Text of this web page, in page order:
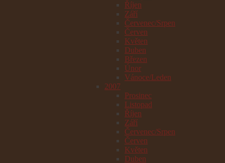
Říjen
Září
Červenec/Srpen
Červen
Květen
Duben
Březen
Únor
Vánoce/Leden
2007
Prosinec
Listopad
Říjen
Září
Červenec/Srpen
Červen
Květen
Duben